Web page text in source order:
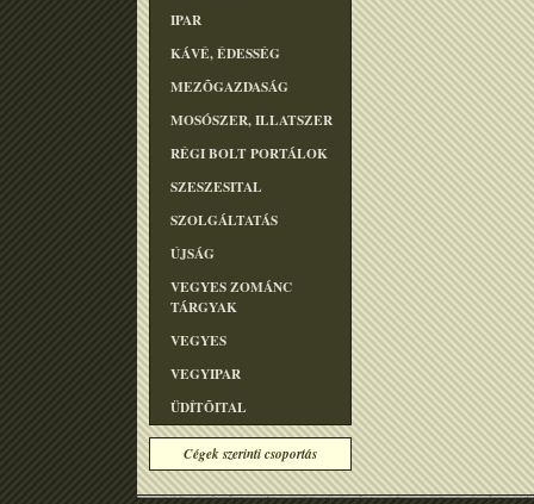
IPAR
KÁVÉ, ÉDESSÉG
MEZÕGAZDASÁG
MOSÓSZER, ILLATSZER
RÉGI BOLT PORTÁLOK
SZESZESITAL
SZOLGÁLTATÁS
ÚJSÁG
VEGYES ZOMÁNC
TÁRGYAK
VEGYES
VEGYIPAR
ÜDÍTÕITAL
Cégek szerinti csoportás